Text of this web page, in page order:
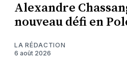
Alexandre
nouveau défi en
LA RÉDACTION
6 août 2026